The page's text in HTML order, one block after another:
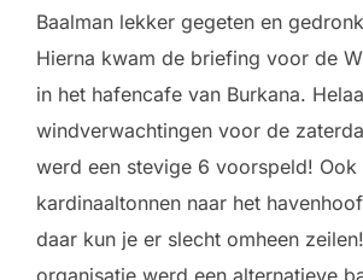
Baalman lekker gegeten en
Hierna kwam de briefing voor de
in het hafencafe van Burkana.
windverwachtingen voor de
werd een stevige 6 voorspeld! Ook
kardinaaltonnen naar het
daar kun je er slecht omheen
organisatie werd een alternatieve